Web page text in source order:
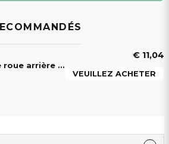
Roulement de roue arrière pour voiture sans permis Aixam, Ligier, Microcar, Chatenet, JDM, Bellier, Casalini, Grecav
€ 11,04
VEUILLEZ ACHETER